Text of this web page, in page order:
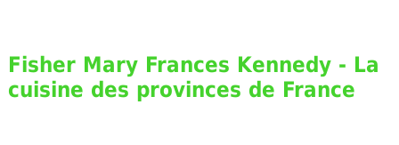
Fisher Mary Frances Kennedy - La
cuisine des provinces de France